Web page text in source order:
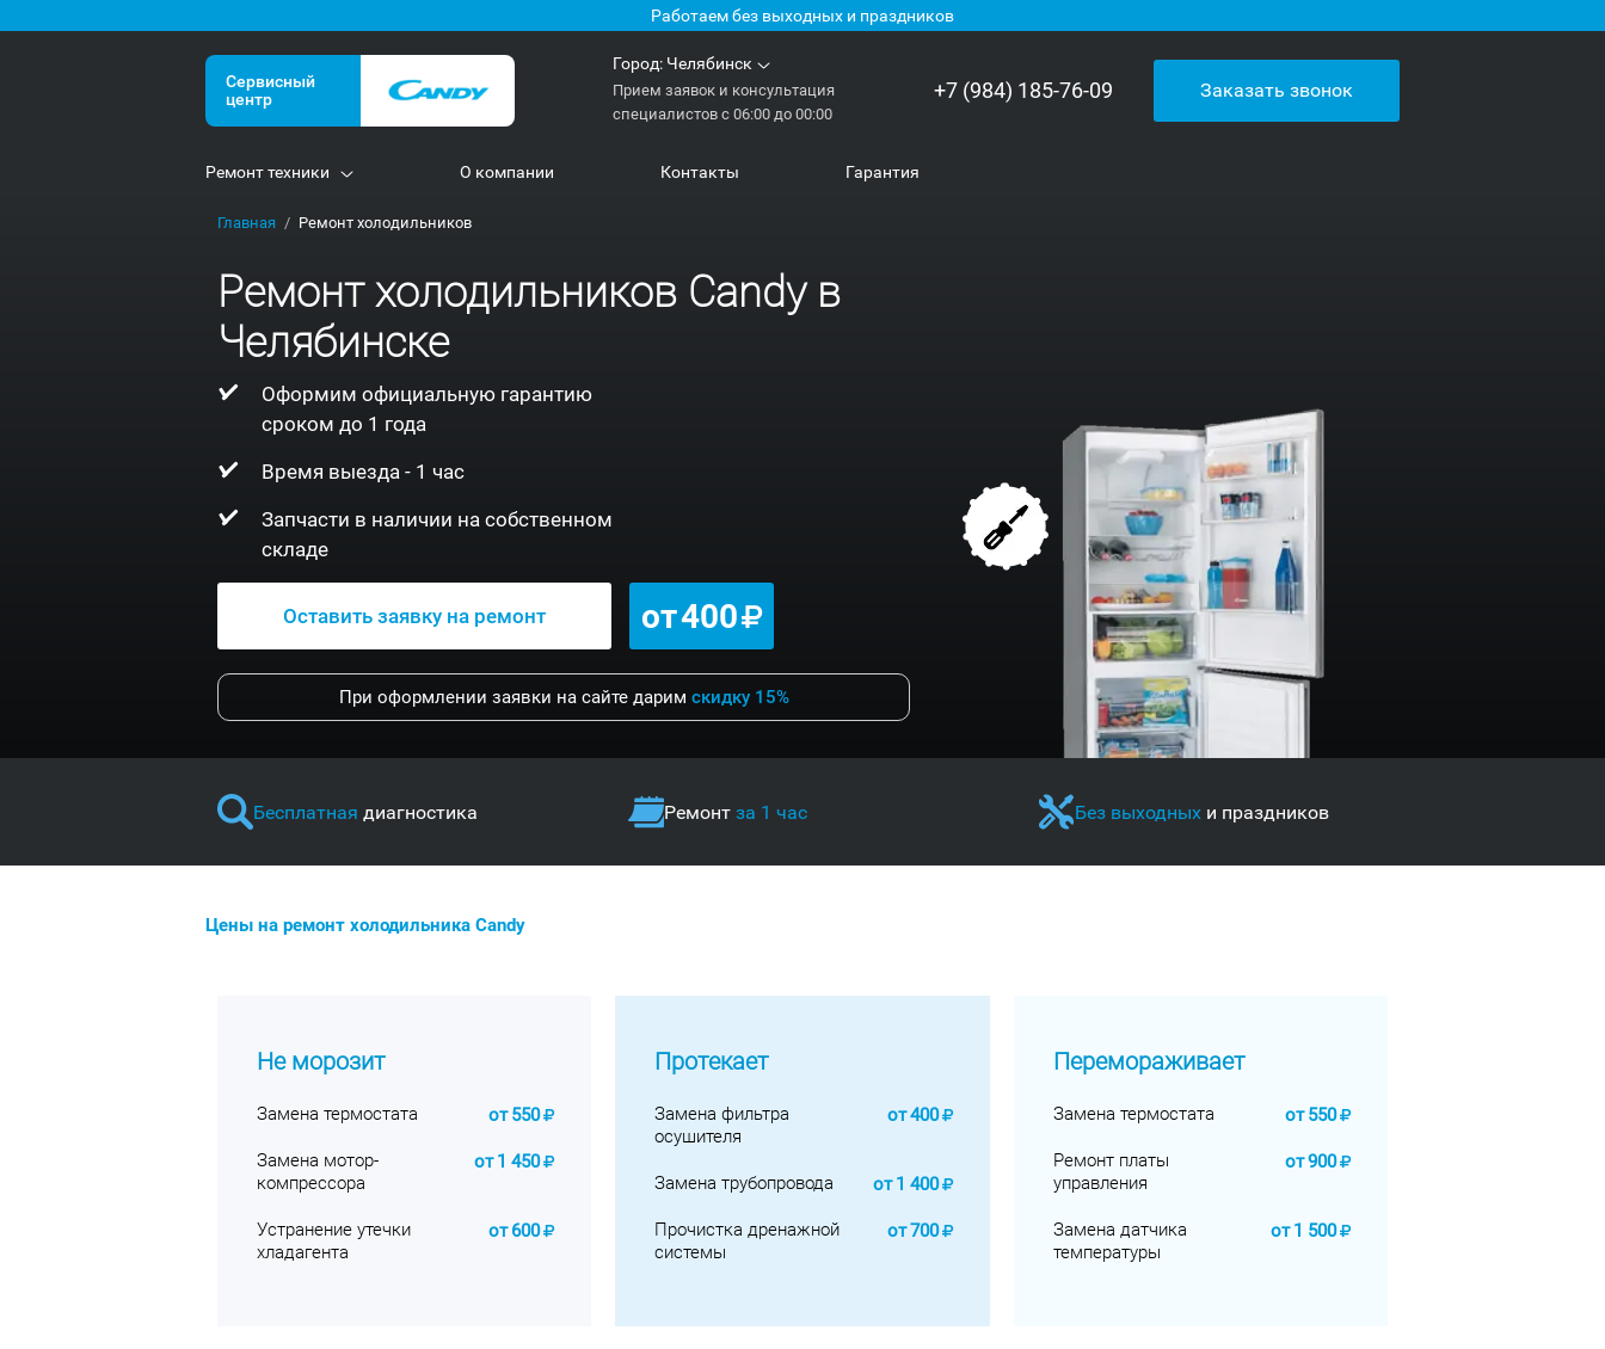
Работаем без выходных и праздников
Сервисный
центр
Город: Челябинск
Прием заявок и консультация
специалистов с 06:00 до 00:00
+7 (984) 185-76-09 Заказать звонок
Ремонт техники О компании Контакты Гарантия
Главная Ремонт холодильников
Ремонт холодильников Candy в
Челябинске
Оформим официальную гарантию
сроком до 1 года
Время выезда - 1 час
Запчасти в наличии на собственном
складе
Оставить заявку на ремонт от400
При оформлении заявки на сайте дарим скидку 15%
Бесплатная диагностика Ремонт за 1 час Без выходных и праздников
Цены на ремонт холодильника Candy
Не морозит
Замена термостата от 550
Замена мотор-
компрессора
от 1 450
Устранение утечки
хладагента
от 600
Протекает
Замена фильтра
осушителя
от400
Замена трубопровода от 1 400
Прочистка дренажной
системы
от700
Перемораживает
Замена термостата от 550
Ремонт платы
управления
от900
Замена датчика
температуры
от 1 500